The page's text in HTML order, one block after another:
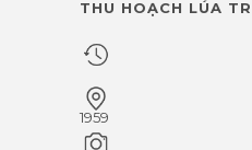
THU HOẠCH LÚA
1959